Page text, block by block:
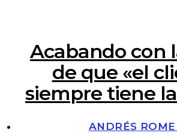
Acabando con
de que «el
siempre tiene
ANDRÉS